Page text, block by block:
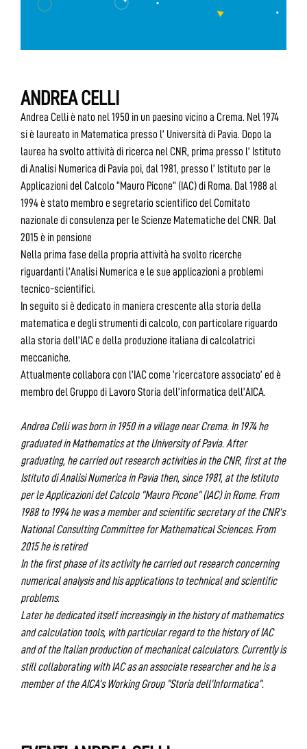
ANDREA CELLI
Andrea Celli è nato nel 1950 in un paesino vicino a Crema. Nel 1974
si è laureato in Matematica presso l’ Università di Pavia. Dopo la
laurea ha svolto attività di ricerca nel CNR, prima presso l’ Istituto
di Analisi Numerica di Pavia poi, dal 1981, presso l’ Istituto per le
Applicazioni del Calcolo “Mauro Picone” (IAC) di Roma. Dal 1988 al
1994 è stato membro e segretario scientifico del Comitato
nazionale di consulenza per le Scienze Matematiche del CNR. Dal
2015 è in pensione
Nella prima fase della propria attività ha svolto ricerche
riguardanti l’Analisi Numerica e le sue applicazioni a problemi
tecnico-scientifici.
In seguito si è dedicato in maniera crescente alla storia della
matematica e degli strumenti di calcolo, con particolare riguardo
alla storia dell’IAC e della produzione italiana di calcolatrici
meccaniche.
Attualmente collabora con l’IAC come ‘ricercatore associato’ ed è
membro del Gruppo di Lavoro Storia dell’informatica dell’AICA.
Andrea Celli was born in 1950 in a village near Crema. In 1974 he
graduated in Mathematics at the University of Pavia. After
graduating, he carried out research activities in the CNR, first at the
Istituto di Analisi Numerica in Pavia then, since 1981, at the Istituto
per le Applicazioni del Calcolo “Mauro Picone” (IAC) in Rome. From
1988 to 1994 he was a member and scientific secretary of the CNR’s
National Consulting Committee for Mathematical Sciences. From
2015 he is retired
In the first phase of its activity he carried out research concerning
numerical analysis and his applications to technical and scientific
problems.
Later he dedicated itself increasingly in the history of mathematics
and calculation tools, with particular regard to the history of IAC
and of the Italian production of mechanical calculators. Currently is
still collaborating with IAC as an associate researcher and he is a
member of the AICA’s Working Group “Storia dell’Informatica”.